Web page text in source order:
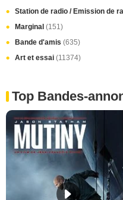
Station de radio / Emission de
Marginal (151)
Bande d'amis (635)
Art et essai (11374)
Top Bandes-